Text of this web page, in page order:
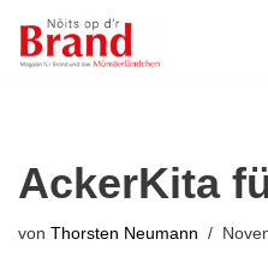
Zum
AckerKita
von Thorsten Neumann